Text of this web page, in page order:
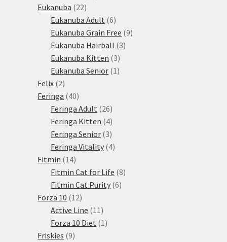
Eukanuba 2222
produktů
Eukanuba Adult 66
produktů
Eukanuba Grain Free 99
Eukanuba Hairball 33
Eukanuba Kitten 33
produkty
Eukanuba Senior 1 1
Felix 22
produkty
Feringa 4040
produktů
Feringa Adult 2626
produktů
Feringa Kitten 44
produkty
Feringa Senior 33
produkty
Feringa Vitality 44
Fitmin 1414
produktů
Fitmin Cat for Life 88
Fitmin Cat Purity 66
Forza 10 1212
produktů
Active Line 11 11
produktů
Forza 10 Diet 1 1
Friskies 99